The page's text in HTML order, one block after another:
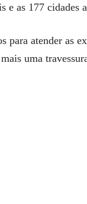
e as 177 cidades
para atender as
uma